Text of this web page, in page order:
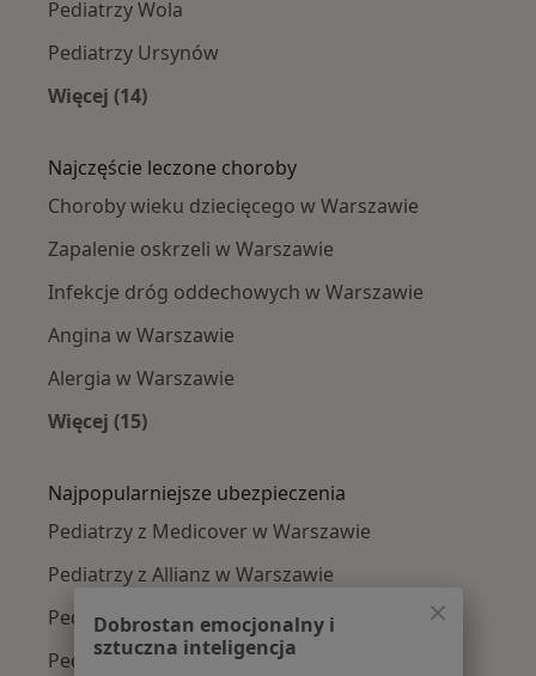
Pediatrzy Wola
Pediatrzy Ursynów
Więcej (14)
Najczęście leczone choroby
Choroby wieku dziecięcego w Warszawie
Zapalenie oskrzeli w Warszawie
Infekcje dróg oddechowych w Warszawie
Angina w Warszawie
Alergia w Warszawie
Więcej (15)
Najpopularniejsze ubezpieczenia
Pediatrzy z Medicover w Warszawie
Pediatrzy z Allianz w Warszawie
Pediatrzy z INTER Polska w Warszawie
Pediatrzy z Signal Iduna w Warszawie
Dobrostan emocjonalny i
sztuczna inteligencja